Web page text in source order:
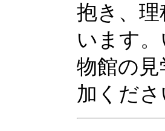
抱き、
います
物館の
加くださ